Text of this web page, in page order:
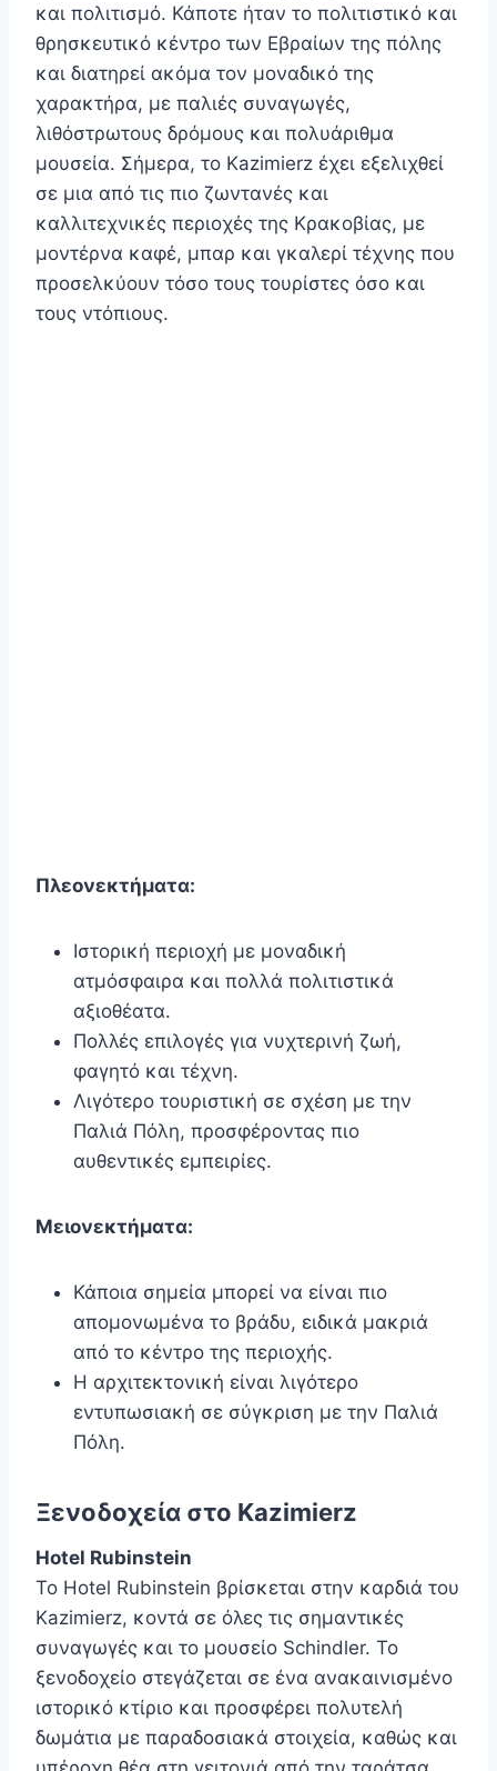
και πολιτισμό. Κάποτε ήταν το πολιτιστικό και
θρησκευτικό κέντρο των Εβραίων της πόλης
και διατηρεί ακόμα τον μοναδικό της
χαρακτήρα, με παλιές συναγωγές,
λιθόστρωτους δρόμους και πολυάριθμα
μουσεία. Σήμερα, το Kazimierz έχει εξελιχθεί
σε μια από τις πιο ζωντανές και
καλλιτεχνικές περιοχές της Κρακοβίας, με
μοντέρνα καφέ, μπαρ και γκαλερί τέχνης που
προσελκύουν τόσο τους τουρίστες όσο και
τους ντόπιους.
Πλεονεκτήματα:
Ιστορική περιοχή με μοναδική
ατμόσφαιρα και πολλά πολιτιστικά
αξιοθέατα.
Πολλές επιλογές για νυχτερινή ζωή,
φαγητό και τέχνη.
Λιγότερο τουριστική σε σχέση με την
Παλιά Πόλη, προσφέροντας πιο
αυθεντικές εμπειρίες.
Μειονεκτήματα:
Κάποια σημεία μπορεί να είναι πιο
απομονωμένα το βράδυ, ειδικά μακριά
από το κέντρο της περιοχής.
Η αρχιτεκτονική είναι λιγότερο
εντυπωσιακή σε σύγκριση με την Παλιά
Πόλη.
Ξενοδοχεία στο Kazimierz
Hotel Rubinstein
Το Hotel Rubinstein βρίσκεται στην καρδιά του
Kazimierz, κοντά σε όλες τις σημαντικές
συναγωγές και το μουσείο Schindler. Το
ξενοδοχείο στεγάζεται σε ένα ανακαινισμένο
ιστορικό κτίριο και προσφέρει πολυτελή
δωμάτια με παραδοσιακά στοιχεία, καθώς και